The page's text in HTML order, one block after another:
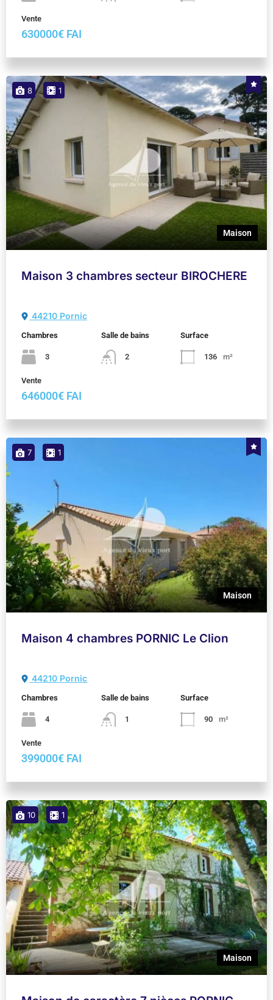
Vente
630000€ FAI
8 1
Maison
Maison 3 chambres secteur BIROCHERE
44210 Pornic
Chambres
3
Salle de bains
2
Surface
136 m²
Vente
646000€ FAI
7 1
Maison
Maison 4 chambres PORNIC Le Clion
44210 Pornic
Chambres
4
Salle de bains
1
Surface
90 m²
Vente
399000€ FAI
10 1
Maison